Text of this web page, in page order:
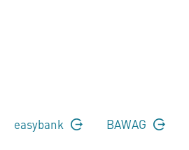
easybank BAWAG